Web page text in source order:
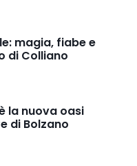
magia, fiabe e
di Colliano
la nuova oasi
di Bolzano